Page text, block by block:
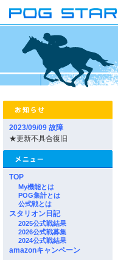
2023/09/09 故障
★更新不具合復旧
TOP
My機能とは
POG集計とは
公式戦とは
スタリオン日記
2025公式戦結果
2026公式戦募集
2024公式戦結果
amazonキャンペーン